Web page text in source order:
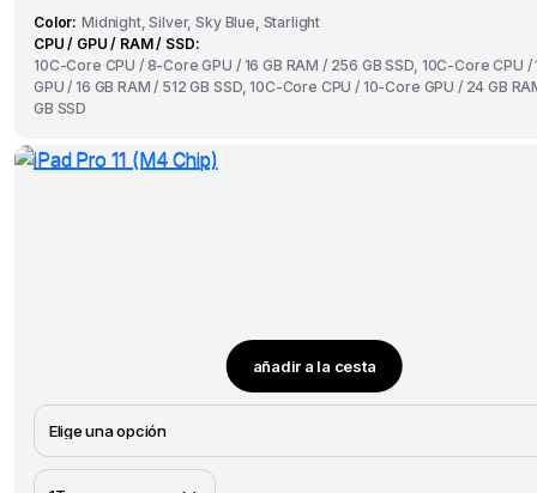
Color Midnight, Silver, Sky Blue, Starlight
CPU / GPU / RAM / SSD
10C-Core CPU / 8-Core GPU / 16 GB RAM / 256 GB SSD, 10C-Core CPU
GPU / 16 GB RAM / 512 GB SSD, 10C-Core CPU / 10-Core GPU / 24 GB
GB SSD
añadir a la cesta
Este
producto
múltiples